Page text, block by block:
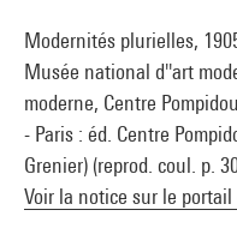
Modernités plurielles,
Musée national d''art
moderne, Centre
- Paris : éd. Centre
Grenier) (reprod. coul. p.
Voir la notice sur le